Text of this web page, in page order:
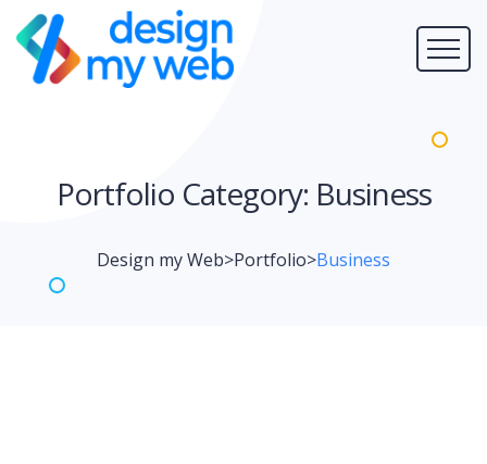
Portfolio Category: Business
Design my Web>Portfolio>Business